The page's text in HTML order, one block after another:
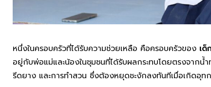
หนึ่งในครอบครัวที่ได้รับความช่วยเหลือ คือครอบครัวของ เ
อยู่กับพ่อแม่และน้องในชุมชนที่ได้รับผลกระทบโดยตรงจากน้
รีดยาง และการทำสวน ซึ่งต้องหยุดชะงักลงทันทีเมื่อเกิดอุท